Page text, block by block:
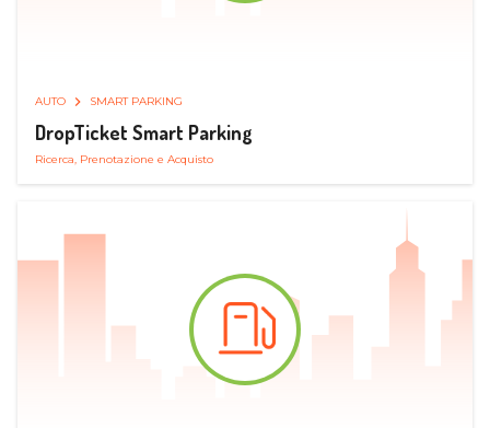
AUTO SMART PARKING
DropTicket Smart Parking
Ricerca, Prenotazione e Acquisto